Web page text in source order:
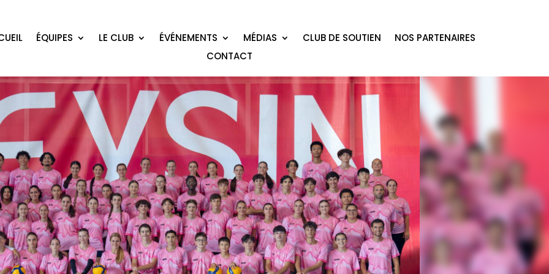
ÉQUIPES LE CLUB ÉVÉNEMENTS MÉDIAS CLUB DE SOUTIEN
NOS PARTENAIRES
CONTACT